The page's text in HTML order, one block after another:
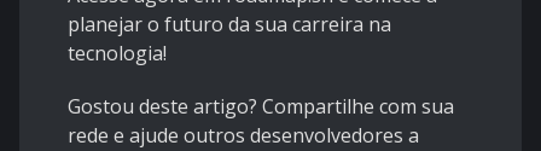
planejar o futuro da sua carreira na
tecnologia!
Gostou deste artigo? Compartilhe com sua
rede e ajude outros desenvolvedores a